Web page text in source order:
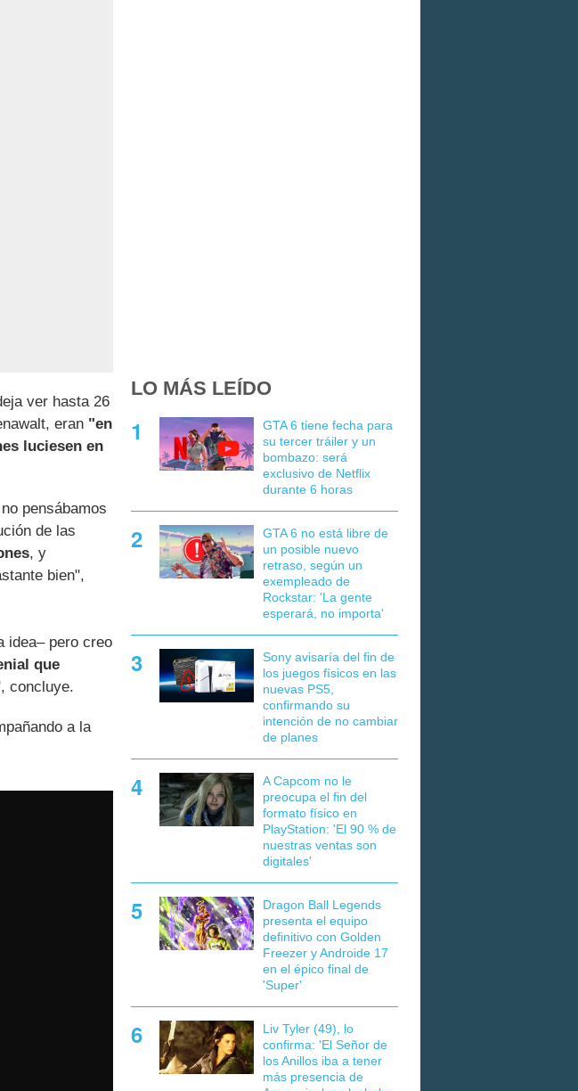
ver hasta 26
eran "en
luciesen en
pensábamos
de las
, y
bien",
idea– pero creo
que
concluye.
a la
LO MÁS LEÍDO
GTA 6 tiene fecha para
su tercer tráiler y un
bombazo: será
exclusivo de Netflix
durante 6 horas
GTA 6 no está libre de
un posible nuevo
retraso, según un
exempleado de
Rockstar: 'La gente
esperará, no importa'
Sony avisaría del fin de
los juegos físicos en las
nuevas PS5,
confirmando su
intención de no cambiar
de planes
A Capcom no le
preocupa el fin del
formato físico en
PlayStation: 'El 90 % de
nuestras ventas son
digitales'
Dragon Ball Legends
presenta el equipo
definitivo con Golden
Freezer y Androide 17
en el épico final de
'Super'
Liv Tyler (49), lo
confirma: 'El Señor de
los Anillos iba a tener
más presencia de